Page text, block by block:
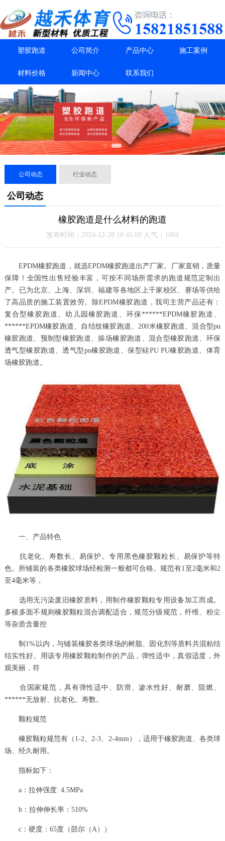
塑胶跑道 公司简介 产品中心 施工案例
材料价格 新闻中心 联系我们
公司动态 行业动态
公司动态
橡胶跑道是什么材料的跑道
发布时间：2024-12-28 10:45:00 人气：1004
EPDM橡胶跑道，就选EPDM橡胶跑道出产厂家。厂家直销，质量
保障！全国性出售经验丰富，可按不同场所需求的跑道规范定制出
产。已为北京、上海、深圳、福建等各地区上千家校区、赛场等供给
了高品质的施工装置效劳。除EPDM橡胶跑道，我司主营产品还有：
复合型橡胶跑道、幼儿园橡胶跑道、环保******EPDM橡胶跑道、
******EPDM橡胶跑道、自结纹橡胶跑道、200米橡胶跑道、混合型pu
橡胶跑道、预制型橡胶跑道、操场橡胶跑道、混合型橡胶跑道、环保
透气型橡胶跑道、透气型pu橡胶跑道、保型硅PU PU橡胶跑道、体育
场橡胶跑道。
一、产品特色
抗老化、寿数长、易保护。专用黑色橡胶颗粒长、易保护等特
色。所铺装的各类橡胶球场经检测一般都可合格。规范有1至2毫米和2
至4毫米等，
选用无污染废旧橡胶质料，用制作橡胶颗粒专用设备加工而成。
多棱多面不规则橡胶颗粒混合调配适合，规范分级规范，纤维、粉尘
等杂质含量控
制1%以内，与铺装橡胶各类球场的树脂、固化剂等质料共混粘结
结实性好。用该专用橡胶颗粒制作的产品，弹性适中，真假适度，外
观美丽，符
合国家规范，具有弹性适中、防滑、渗水性好、耐磨、阻燃、
******无放射、抗老化、寿数。
颗粒规范
橡胶颗粒规范有（1-2、2-3、2-4mm），适用于橡胶跑道、各类球
场、经久耐用。
指标如下：
a：拉伸强度: 4.5MPa
b：拉伸伸长率：510%
c：硬度：65度（邵尔（A））